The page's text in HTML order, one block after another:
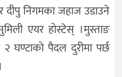
दीपु निगमका जहाज उडाउने
एयर होस्टेस् ।मुस्ताङ
घण्टाको पैदल दुरीमा पर्छ